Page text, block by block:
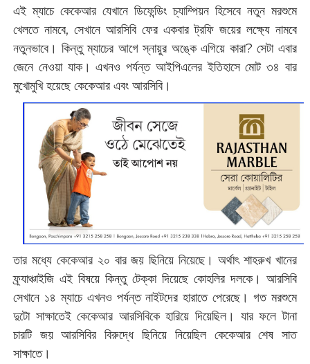
এই ম্যাচে কেকেআর যেখানে ডিফেন্ডিং চ্যাম্পিয়ন হিসেবে নতুন মরশুমে
খেলতে নামবে, সেখানে আরসিবি ফের একবার ট্রফি জয়ের লক্ষ্যে নামবে
নতুনভাবে। কিন্তু ম্যাচের আগে স্নায়ুর অঙ্কে এগিয়ে কারা? সেটা এবার
জেনে নেওয়া যাক। এখনও পর্যন্ত আইপিএলের ইতিহাসে মোট ৩৪ বার
মুখোমুখি হয়েছে কেকেআর এবং আরসিবি।
তার মধ্যে কেকেআর ২০ বার জয় ছিনিয়ে নিয়েছে। অর্থাৎ শাহরুখ খানের
ফ্র্যাঞ্চাইজি এই বিষয়ে কিন্তু টেক্কা দিয়েছে কোহলির দলকে। আরসিবি
সেখানে ১৪ ম্যাচে এখনও পর্যন্ত নাইটদের হারাতে পেরেছে। গত মরশুমে
দুটো সাক্ষাতেই কেকেআর আরসিবিকে হারিয়ে দিয়েছিল। যার ফলে টানা
চারটি জয় আরসিবির বিরুদ্ধে ছিনিয়ে নিয়েছিল কেকেআর শেষ সাত
সাক্ষাতে।